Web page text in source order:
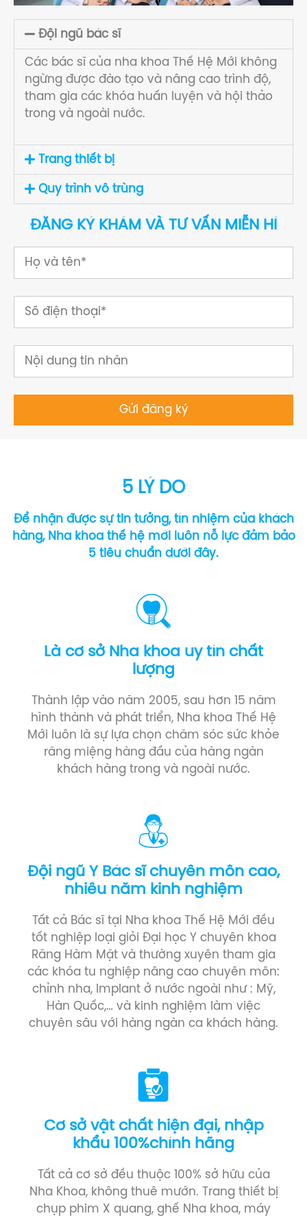
Đội ngũ bác sĩ
Các bác sĩ của nha khoa Thế Hệ Mới không
ngừng được đào tạo và nâng cao trình độ,
tham gia các khóa huấn luyện và hội thảo
trong và ngoài nước.
Trang thiết bị
Quy trình vô trùng
ĐĂNG KÝ KHÁM VÀ TƯ VẤN MIỄN HÍ
5 LÝ DO
Để nhận được sự tin tưởng, tín nhiệm của khách
hàng, Nha khoa thế hệ mới luôn nỗ lực đảm bảo
5 tiêu chuẩn dưới đây.
Là cơ sở Nha khoa uy tín chất
lượng
Thành lập vào năm 2005, sau hơn 15 năm
hình thành và phát triển, Nha khoa Thế Hệ
Mới luôn là sự lựa chọn chăm sóc sức khỏe
răng miệng hàng đầu của hàng ngàn
khách hàng trong và ngoài nước.
Đội ngũ Y Bác sĩ chuyên môn cao,
nhiều năm kinh nghiệm
Tất cả Bác sĩ tại Nha khoa Thế Hệ Mới đều
tốt nghiệp loại giỏi Đại học Y chuyên khoa
Răng Hàm Mặt và thường xuyên tham gia
các khóa tu nghiệp nâng cao chuyên môn:
chỉnh nha, Implant ở nước ngoài như : Mỹ,
Hàn Quốc,… và kinh nghiệm làm việc
chuyên sâu với hàng ngàn ca khách hàng.
Cơ sở vật chất hiện đại, nhập
khẩu 100%chính hãng
Tất cả cơ sở đều thuộc 100% sở hữu của
Nha Khoa, không thuê mướn. Trang thiết bị
chụp phim X quang, ghế Nha khoa, máy